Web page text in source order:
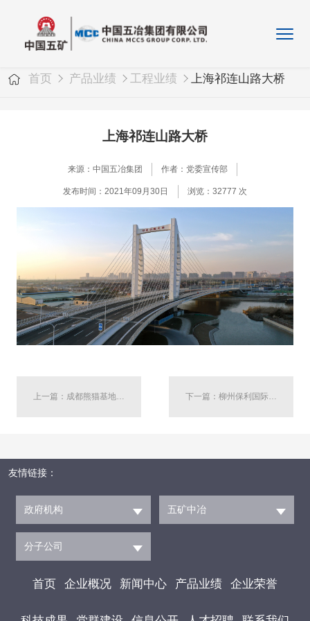
首页 产品业绩 工程业绩 上海祁连山路大桥
上海祁连山路大桥
来源：中国五冶集团 作者：党委宣传部
发布时间：2021年09月30日 浏览：32777 次
上一篇：成都熊猫基地项目 下一篇：柳州保利国际中心
友情链接：
政府机构 五矿中冶
分子公司
首页 企业概况 新闻中心 产品业绩 企业荣誉